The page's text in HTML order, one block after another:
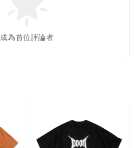
成為首位評論者